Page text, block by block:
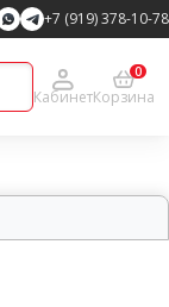
+7 (919) 378-10-78
КабинетКорзина
0